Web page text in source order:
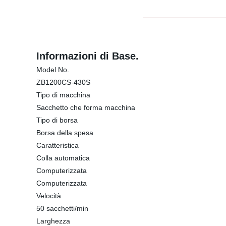
Informazioni di Base.
Model No.
ZB1200CS-430S
Tipo di macchina
Sacchetto che forma macchina
Tipo di borsa
Borsa della spesa
Caratteristica
Colla automatica
Computerizzata
Computerizzata
Velocità
50 sacchetti/min
Larghezza